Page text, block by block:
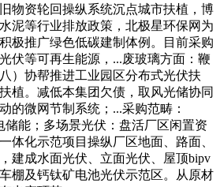
物资轮回操纵系统沉点城市扶植，博
泥等行业排放政策，北极星环保网为
极推广绿色低碳建制体例。目前采购
伏等可再生能源，...废玻璃方面：鞭
）协帮推进工业园区分布式光伏扶
植。减低本集团欠债，取风光储协同
的微网节制系统；...采购范畴：
储能；多场景光伏：盘活厂区闲置资
体化示范项目操纵厂区地面、路面、
建成水面光伏、立面光伏、屋顶bipv
棚及钙钛矿电池光伏示范区。从原材